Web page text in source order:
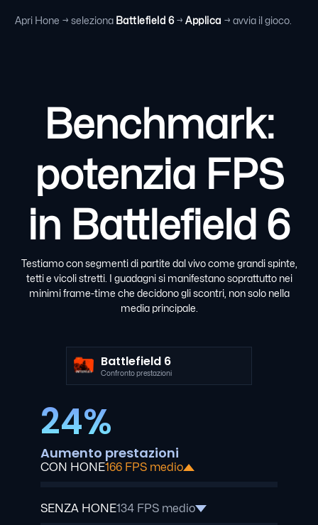
Apri Hone → seleziona Battlefield 6→Applica → avvia il gioco.
Benchmark:
potenzia FPS
in Battlefield 6
Testiamo con segmenti di partite dal vivo come grandi spinte,
tetti e vicoli stretti. I guadagni si manifestano soprattutto nei
minimi frame-time che decidono gli scontri, non solo nella
media principale.
Battlefield 6
Confronto prestazioni
24%
Aumento prestazioni
CON HONE166 FPS medio
SENZA HONE134 FPS medio